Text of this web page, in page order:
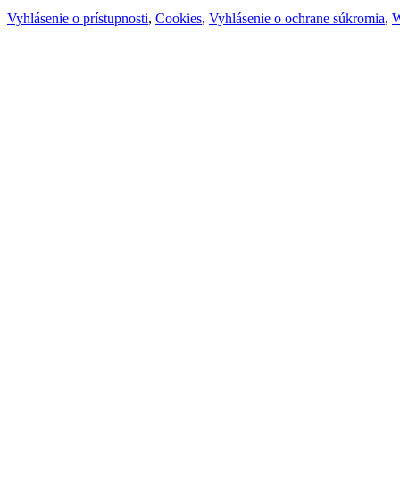
Vyhlásenie o prístupnosti, Cookies, Vyhlásenie o ochrane súkromia,